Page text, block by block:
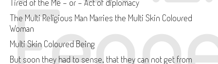
Tired of the Me - or - Act of diplomacy
The Multi Religious Man Marries the Multi Skin Coloured
Woman
Multi Skin Coloured Being
But soon they had to sense, that they can not get from